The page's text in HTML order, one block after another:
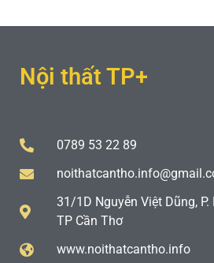
Nội thất TP+
0789 53 22 89
31/1D Nguyễn Việt Dũng, P.
TP Cần Thơ
www.noithatcantho.info